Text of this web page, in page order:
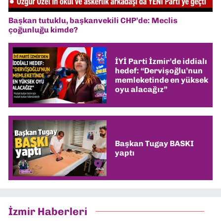
Başkan tutuklu, başkanvekili CHP’de: Meclis
çoğunluğu kimde?
İYİ Parti İzmir’de iddialı
hedef: “Dervişoğlu’nun
memleketinde en yüksek
oyu alacağız”
Başkan Tugay BASKI
yaptı
İzmir Haberleri